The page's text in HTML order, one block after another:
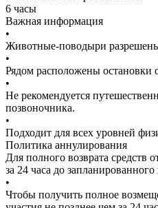
6 часы
Важная информация
•
Животные-поводыри
•
Рядом расположены остановки
•
Не рекомендуется
позвоночника.
•
Подходит для всех уровней
Политика аннулирования
Для полного возврата средств
за 24 часа до
•
Чтобы получить полное